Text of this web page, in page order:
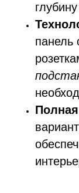
панель